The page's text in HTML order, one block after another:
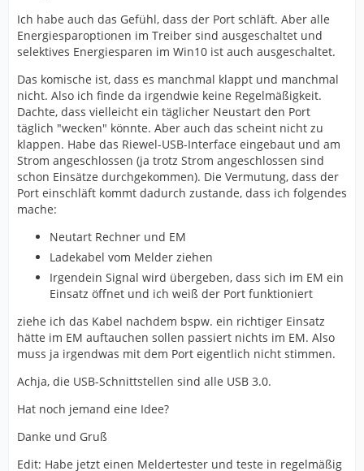
Ich habe auch das Gefühl, dass der Port schläft. Aber alle
Energiesparoptionen im Treiber sind ausgeschaltet und
selektives Energiesparen im Win10 ist auch ausgeschaltet.
Das komische ist, dass es manchmal klappt und manchmal
nicht. Also ich finde da irgendwie keine Regelmäßigkeit.
Dachte, dass vielleicht ein täglicher Neustart den Port
täglich "wecken" könnte. Aber auch das scheint nicht zu
klappen. Habe das Riewel-USB-Interface eingebaut und am
Strom angeschlossen (ja trotz Strom angeschlossen sind
schon Einsätze durchgekommen). Die Vermutung, dass der
Port einschläft kommt dadurch zustande, dass ich folgendes
mache:
Neutart Rechner und EM
Ladekabel vom Melder ziehen
Irgendein Signal wird übergeben, dass sich im EM ein
Einsatz öffnet und ich weiß der Port funktioniert
ziehe ich das Kabel nachdem bspw. ein richtiger Einsatz
hätte im EM auftauchen sollen passiert nichts im EM. Also
muss ja irgendwas mit dem Port eigentlich nicht stimmen.
Achja, die USB-Schnittstellen sind alle USB 3.0.
Hat noch jemand eine Idee?
Danke und Gruß
Edit: Habe jetzt einen Meldertester und teste in regelmäßig